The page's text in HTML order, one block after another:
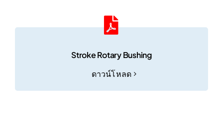
Stroke Rotary Bushing
ดาวน์โหลด